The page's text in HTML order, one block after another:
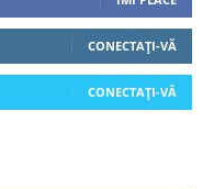
CONECTAȚI-VĂ
CONECTAȚI-VĂ